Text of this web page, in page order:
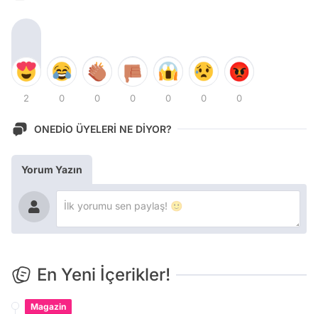
2 0 0 0 0 0 0
ONEDİO ÜYELERİ NE DİYOR?
Yorum Yazın
En Yeni İçerikler!
Magazin